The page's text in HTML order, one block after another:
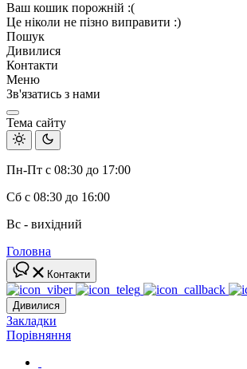
Ваш кошик порожній :(
Це ніколи не пізно виправити :)
Пошук
Дивилися
Контакти
Меню
Зв'язатись з нами
Тема сайту
Пн-Пт с 08:30 до 17:00
Сб с 08:30 до 16:00
Вс - вихідний
Головна
Контакти
Дивилися
Закладки
Порівняння